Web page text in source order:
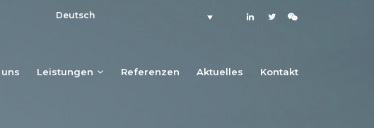
Deutsch
Leistungen Referenzen Aktuelles Kontakt